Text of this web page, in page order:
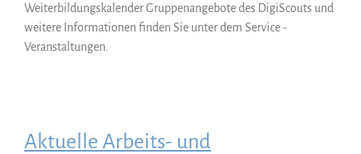
Weiterbildungskalender Gruppenangebote des DigiScouts und
weitere Informationen finden Sie unter dem Service -
Veranstaltungen.
Aktuelle Arbeits- und